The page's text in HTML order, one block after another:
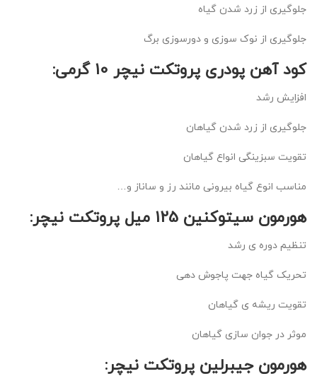
جلوگیری از زرد شدن گیاه
جلوگیری از نوک سوزی و دورسوزی برگ
کود آهن پودری پروتکت نیچر 10 گرمی:
افزایش رشد
جلوگیری از زرد شدن گیاهان
تقویت سبزینگی انواع گیاهان
مناسب انوع گیاه بیرونی مانند رز و ساناز و…
هورمون سیتوکنین 125 میل پروتکت نیچر:
تنظیم دوره ی رشد
تحریک گیاه جهت پاجوش دهی
تقویت ریشه ی گیاهان
موثر در جوان سازی گیاهان
هورمون جیبرلین پروتکت نیچر: